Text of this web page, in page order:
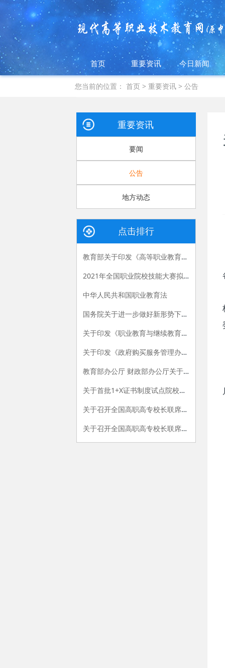
首页 重要资讯 今日新闻
您当前的位置：首页 >重要资讯 >公告
重要资讯
要闻
公告
地方动态
点击排行
教育部关于印发《高等职业教育创新发展行动计划（2015-2018年）》的通知
2021年全国职业院校技能大赛拟设赛项赛题 （高职组）
中华人民共和国职业教育法
国务院关于进一步做好新形势下就业创业工作的意见
关于印发《职业教育与继续教育2015年工作要点》的函
关于印发《政府购买服务管理办法（暂行）》的通知
教育部办公厅 财政部办公厅关于做好“国家示范性高等职业院校建设计划”骨干高职院校建设项目2015年验收工作的通知
关于首批1+X证书制度试点院校名单的公告
关于召开全国高职高专校长联席会议2015年年会的通知
关于召开全国高职高专校长联席会议2018年年会的通知